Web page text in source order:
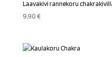
Laavakivi rannekoru
9,90€